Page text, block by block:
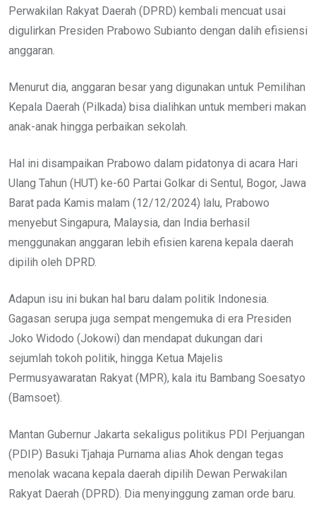
Perwakilan Rakyat Daerah (DPRD) kembali mencuat usai
digulirkan Presiden Prabowo Subianto dengan dalih efisiensi
anggaran.
Menurut dia, anggaran besar yang digunakan untuk Pemilihan
Kepala Daerah (Pilkada) bisa dialihkan untuk memberi makan
anak-anak hingga perbaikan sekolah.
Hal ini disampaikan Prabowo dalam pidatonya di acara Hari
Ulang Tahun (HUT) ke-60 Partai Golkar di Sentul, Bogor, Jawa
Barat pada Kamis malam (12/12/2024) lalu, Prabowo
menyebut Singapura, Malaysia, dan India berhasil
menggunakan anggaran lebih efisien karena kepala daerah
dipilih oleh DPRD.
Adapun isu ini bukan hal baru dalam politik Indonesia.
Gagasan serupa juga sempat mengemuka di era Presiden
Joko Widodo (Jokowi) dan mendapat dukungan dari
sejumlah tokoh politik, hingga Ketua Majelis
Permusyawaratan Rakyat (MPR), kala itu Bambang Soesatyo
(Bamsoet).
Mantan Gubernur Jakarta sekaligus politikus PDI Perjuangan
(PDIP) Basuki Tjahaja Purnama alias Ahok dengan tegas
menolak wacana kepala daerah dipilih Dewan Perwakilan
Rakyat Daerah (DPRD). Dia menyinggung zaman orde baru.